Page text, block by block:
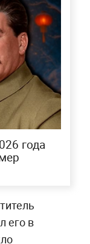
года
его в